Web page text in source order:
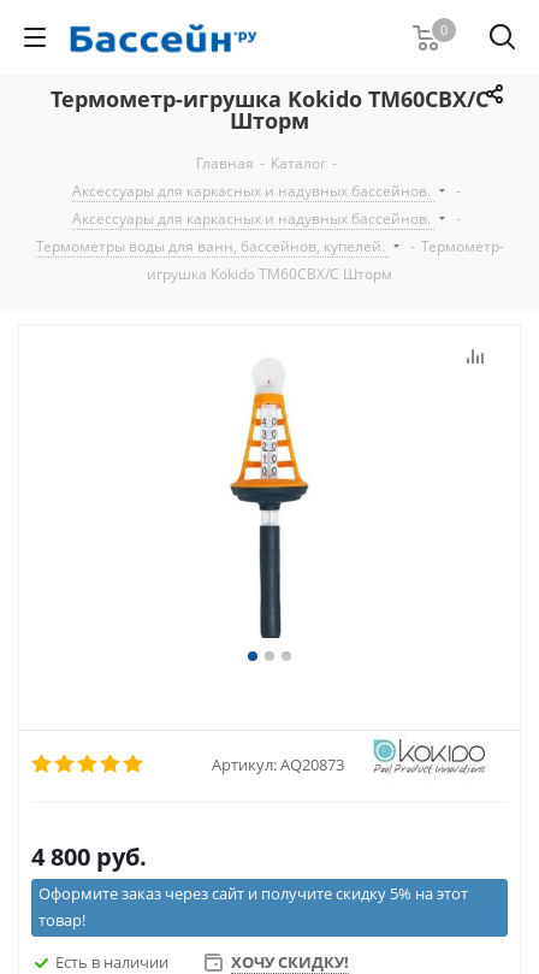
0
Термометр-игрушка Kokido TM60CBX/C
Шторм
Главная - Каталог -
Аксессуары для каркасных и надувных бассейнов.
-
Аксессуары для каркасных и надувных бассейнов.
-
Термометры воды для ванн, бассейнов, купелей.
- Термометр-
игрушка Kokido TM60CBX/C Шторм
Артикул:AQ20873
4 800 руб.
Оформите заказ через сайт и получите скидку 5% на этот
товар!
Есть в наличии ХОЧУ СКИДКУ!